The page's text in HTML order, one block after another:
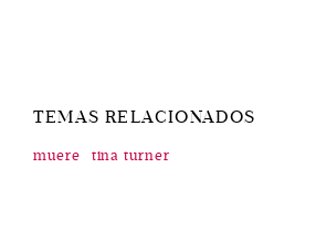
TEMAS RELACIONADOS
muere tina turner